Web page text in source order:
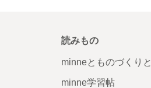
読みもの
minneとものづくりと
minne学習帖